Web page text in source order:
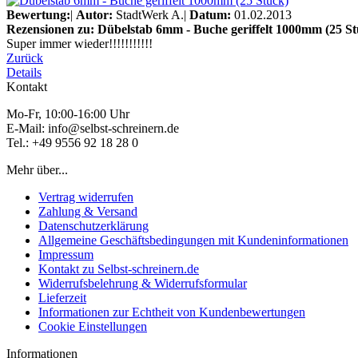
Bewertung:| Autor: StadtWerk A.| Datum: 01.02.2013
Rezensionen zu: Dübelstab 6mm - Buche geriffelt 1000mm (25
Super immer wieder!!!!!!!!!!!
Zurück
Details
Kontakt
Mo-Fr, 10:00-16:00 Uhr
E-Mail: info@selbst-schreinern.de
Tel.: +49 9556 92 18 28 0
Mehr über...
Vertrag widerrufen
Zahlung & Versand
Datenschutzerklärung
Allgemeine Geschäftsbedingungen mit Kundeninformationen
Impressum
Kontakt zu Selbst-schreinern.de
Widerrufsbelehrung & Widerrufsformular
Lieferzeit
Informationen zur Echtheit von Kundenbewertungen
Cookie Einstellungen
Informationen